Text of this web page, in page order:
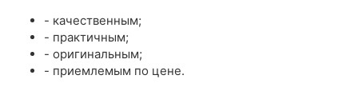
- качественным;
- практичным;
- оригинальным;
- приемлемым по цене.